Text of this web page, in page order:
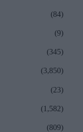
(84)
(9)
(345)
(3,850)
(23)
(1,582)
(809)